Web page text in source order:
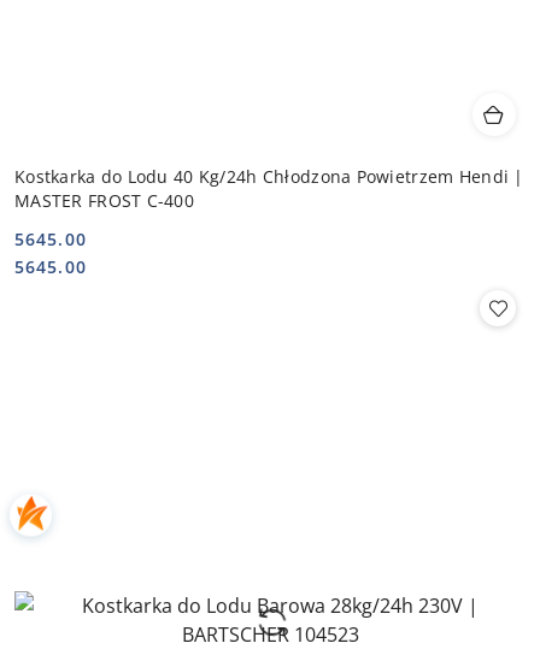
Kostkarka do Lodu 40 Kg/24h Chłodzona Powietrzem Hendi |
MASTER FROST C-400
Cena:
5645.00
Cena:
5645.00